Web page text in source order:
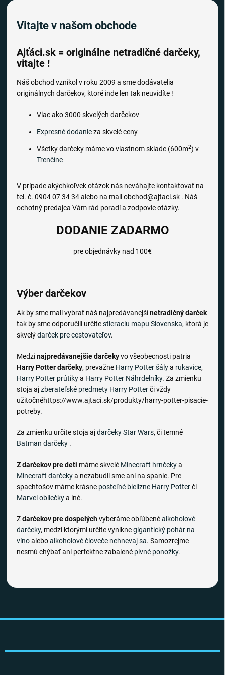
Vitajte v našom obchode
Ajťáci.sk = originálne netradičné darčeky,
vitajte !
Náš obchod vznikol v roku 2009 a sme dodávatelia
originálnych darčekov, ktoré inde len tak neuvidíte !
Viac ako 3000 skvelých darčekov
Expresné dodanieza skvelé ceny
Všetky darčeky máme vo vlastnom sklade (600m2) v
Trenčíne
V prípade akýchkoľvek otázok nás neváhajte kontaktovať na
tel. č. 0904 07 34 34 alebo na mail obchod@ajtaci.sk . Náš
ochotný predajca Vám rád poradí a zodpovie otázky.
DODANIE ZADARMO
pre objednávky nad 100€
Výber darčekov
Ak by sme mali vybrať náš najpredávanejšínetradičný darček
tak by sme odporučili určitestieraciu mapu Slovenska, ktorá je
skvelýdarček pre cestovateľov.
Medzinajpredávanejšie darčekyvo všeobecnosti patria
Harry Potter darčeky, prevažne Harry Potter šálya rukavice,
Harry Potter prútikya Harry Potter Náhrdelníky. Za zmienku
stoja ajzberateľské predmety Harry Potterči vždy
užitočnéhttps://www.ajtaci.sk/produkty/harry-potter-pisacie-
potreby.
Za zmienku určite stoja ajdarčeky Star Wars, či temné
Batman darčeky .
Z darčekov pre deti máme skvelé Minecraft hrnčekya
Minecraft darčekya nezabudli sme ani na spanie. Pre
spachtošov máme krásne posteľné bielizne Harry Potterči
Marvel obliečkya iné.
Zdarčekov pre dospelýchvyberáme obľúbenéalkoholové
darčeky, medzi ktorými určite vyniknegigantický pohár na
vínoaleboalkoholové človeče nehnevaj sa. Samozrejme
nesmú chýbať ani perfektne zabalené pivné ponožky.